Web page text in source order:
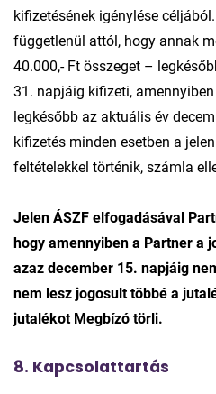
kifizetésének igénylése
függetlenül attól, hogy annak
40.000,- Ft összeget –
31. napjáig kifizeti,
legkésőbb az aktuális év
kifizetés minden esetben a
feltételekkel történik, számla
Jelen ÁSZF elfogadásával
hogy amennyiben a Partner a
azaz december 15. napjáig
nem lesz jogosult többé a
jutalékot Megbízó törli.
8. Kapcsolattartás